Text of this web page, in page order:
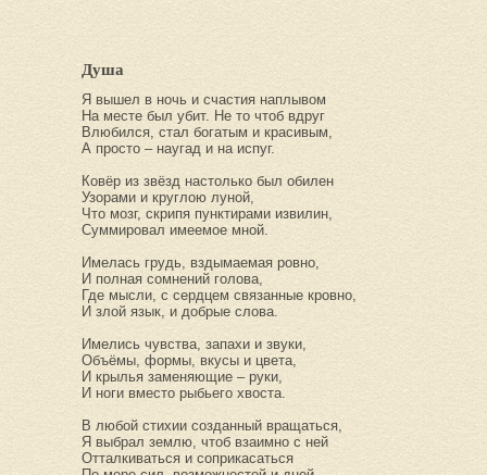
Душа
Я вышел в ночь и счастия наплывом
На месте был убит. Не то чтоб вдруг
Влюбился, стал богатым и красивым,
А просто – наугад и на испуг.
Ковёр из звёзд настолько был обилен
Узорами и круглою луной,
Что мозг, скрипя пунктирами извилин,
Суммировал имеемое мной.
Имелась грудь, вздымаемая ровно,
И полная сомнений голова,
Где мысли, с сердцем связанные кровно,
И злой язык, и добрые слова.
Имелись чувства, запахи и звуки,
Объёмы, формы, вкусы и цвета,
И крылья заменяющие – руки,
И ноги вместо рыбьего хвоста.
В любой стихии созданный вращаться,
Я выбрал землю, чтоб взаимно с ней
Отталкиваться и соприкасаться